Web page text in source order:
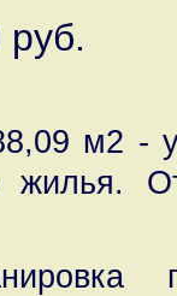
м2 -
жилья.